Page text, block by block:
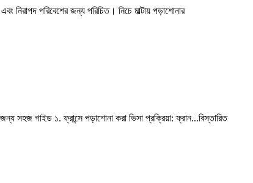
নিরাপদ পরিবেশের জন্য পরিচিত। নিচে মাল্টায় পড়াশোনার
সহজ গাইড ১. ফ্রান্সে পড়াশোনা করা ভিসা প্রক্রিয়া: ফ্রান...বিস্তারিত